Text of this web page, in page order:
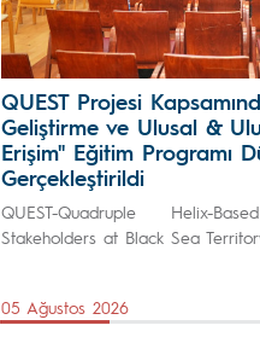
QUEST Projesi
Geliştirme ve Ulusal &
Erişim" Eğitim Programı
Gerçekleştirildi
QUEST-Quadruple Helix-
Stakeholders at Black Sea
05 Ağustos 2026